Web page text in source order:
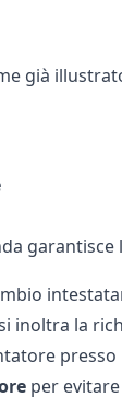
già
garantisce
inoltra la
per